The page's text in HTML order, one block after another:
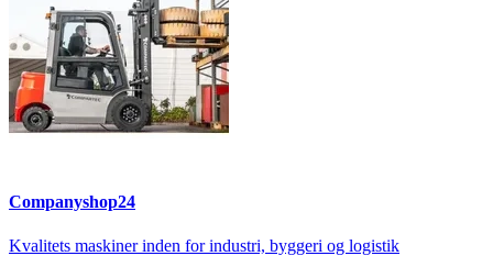
Companyshop24
Kvalitets maskiner inden for industri, byggeri og logistik